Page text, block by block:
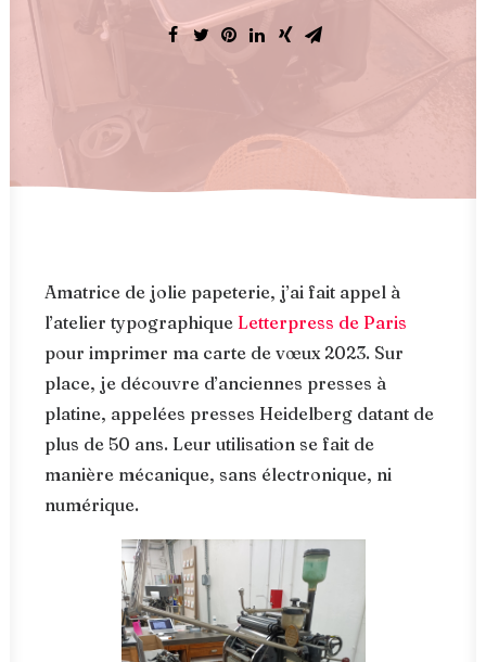
Amatrice de jolie papeterie, j’ai fait appel à
l’atelier typographique Letterpress de Paris
pour imprimer ma carte de vœux 2023. Sur
place, je découvre d’anciennes presses à
platine, appelées presses Heidelberg datant de
plus de 50 ans. Leur utilisation se fait de
manière mécanique, sans électronique, ni
numérique.